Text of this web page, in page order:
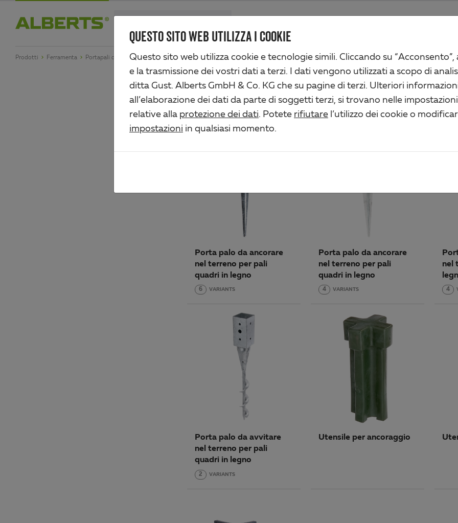
QUESTO SITO WEB UTILIZZA I COOKIE
Questo sito web utilizza cookie e tecnologie simili. Cliccando su
e la trasmissione dei vostri dati a terzi. I dati vengono utilizzati a scopo di
ditta Gust. Alberts GmbH & Co. KG che su pagine di terzi. Ulteriori
all’elaborazione dei dati da parte di soggetti terzi, si trovano nelle
relative alla protezione dei dati. Potete rifiutare l’utilizzo dei cookie o
impostazioni in qualsiasi momento.
Prodotti Ferramenta Portapali da ancorare e avvitare
PORTAPALI DA
9 passende Produkte
Porta palo da ancorare
nel terreno per pali
quadri in legno
6 VARIANTS
Porta palo da ancorare
nel terreno per pali
quadri in legno
4 VARIANTS
nel
4
Porta palo da avvitare
nel terreno per pali
quadri in legno
2 VARIANTS
Utensile per ancoraggio